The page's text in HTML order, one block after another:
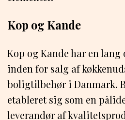
Kop og Kande
Kop og Kande har en
inden for salg af
boligtilbehør i Danmark.
etableret sig som en
leverandør af